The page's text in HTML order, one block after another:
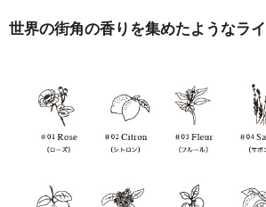
世界の街角の香りを集めたようなラ